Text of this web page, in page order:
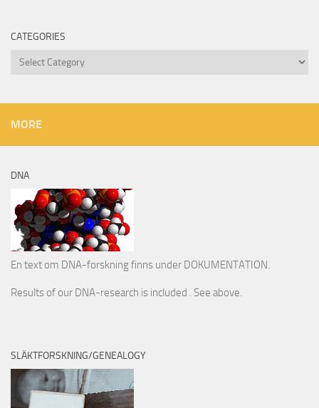
CATEGORIES
Categories
MORE
DNA
En text om DNA-forskning finns under DOKUMENTATION.
Results of our DNA-research is included . See above.
SLÄKTFORSKNING/GENEALOGY